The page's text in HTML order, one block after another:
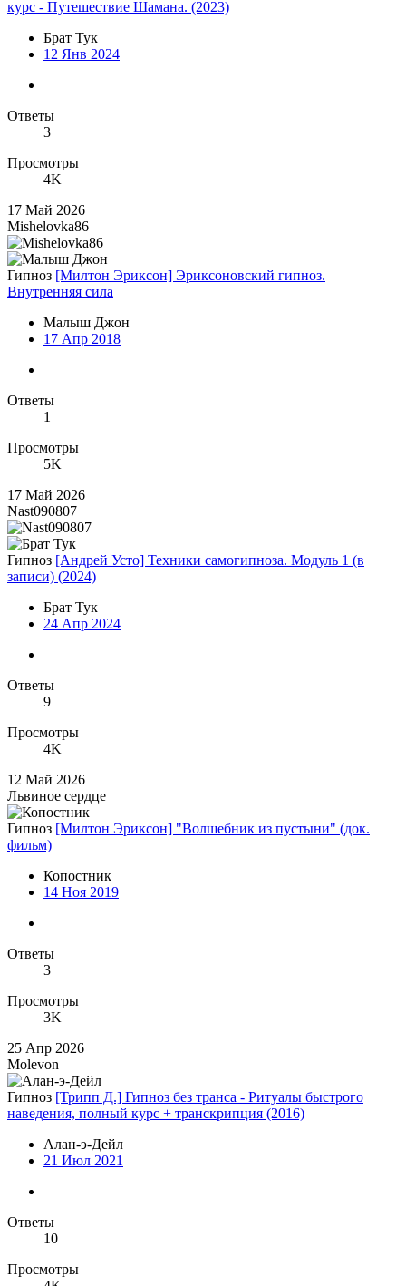
курс - Путешествие Шамана. (2023)
Брат Тук
12 Янв 2024
Ответы
3
Просмотры
4K
17 Май 2026
Mishelovka86
Гипноз [Милтон Эриксон] Эриксоновский гипноз.
Внутренняя сила
Малыш Джон
17 Апр 2018
Ответы
1
Просмотры
5K
17 Май 2026
Nast090807
Гипноз [Андрей Усто] Техники самогипноза. Модуль 1 (в
записи) (2024)
Брат Тук
24 Апр 2024
Ответы
9
Просмотры
4K
12 Май 2026
Львиное сердце
Гипноз [Милтон Эриксон] "Волшебник из пустыни" (док.
фильм)
Копостник
14 Ноя 2019
Ответы
3
Просмотры
3K
25 Апр 2026
Molevon
Гипноз [Трипп Д.] Гипноз без транса - Ритуалы быстрого
наведения, полный курс + транскрипция (2016)
Алан-э-Дейл
21 Июл 2021
Ответы
10
Просмотры